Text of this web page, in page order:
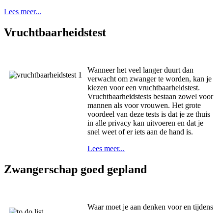
Lees meer...
Vruchtbaarheidstest
Wanneer het veel langer duurt dan
verwacht om zwanger te worden, kan je
kiezen voor een vruchtbaarheidstest.
Vruchtbaarheidstests bestaan zowel voor
mannen als voor vrouwen. Het grote
voordeel van deze tests is dat je ze thuis
in alle privacy kan uitvoeren en dat je
snel weet of er iets aan de hand is.
Lees meer...
Zwangerschap goed gepland
Waar moet je aan denken voor en tijdens